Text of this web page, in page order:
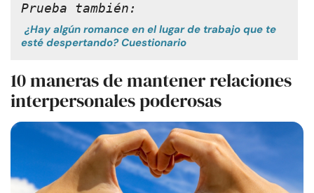
Prueba también:
¿Hay algún romance en el lugar de trabajo que te
esté despertando? Cuestionario
10 maneras de mantener relaciones
interpersonales poderosas